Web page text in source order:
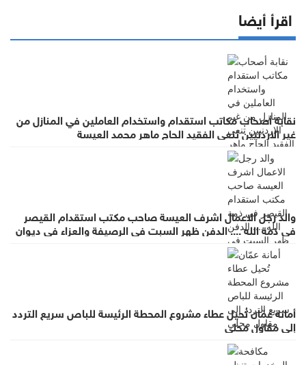
اقرأ أيضا
نقابة أصحاب مكاتب استقدام واستخدام العاملين في المنازل من
غير الاردنيين تنعى الفقيد الحاج ماهر محمد العيسة
والد رجل الاعمال اشرف العيسة صاحب مكتب استقدام القيصر
في ذمة الله .... الدفن ظهر السبت في الرصيفة والعزاء في ديوان
صانور بحي الرشيد
أمانة عمّان تُحيل عطاء مشروع المحطة الرئيسة للباص سريع التردد
إلى مقاول محلي